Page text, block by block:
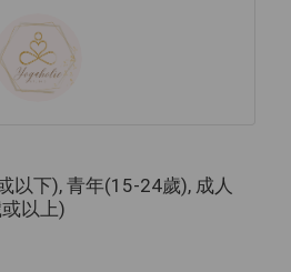
以下), 青年(15-24歲), 成人
以上)